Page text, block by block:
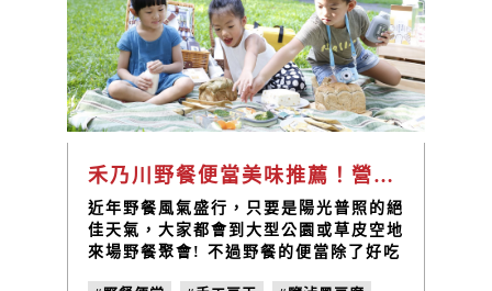
禾乃川野餐便當美味推薦！營養黑豆腐和手工豆干如何入菜
近年野餐風氣盛行，只要是陽光普照的絕
佳天氣，大家都會到大型公園或草皮空地
來場野餐聚會! 不過野餐的便當除了好吃